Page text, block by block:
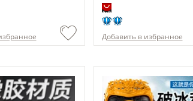
Добавить в избранное